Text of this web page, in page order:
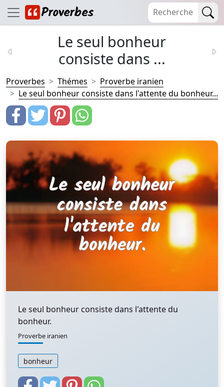
Le seul bonheur
consiste dans ...
Proverbes Thémes
Proverbe iranien
Le seul bonheur consiste dans l'attente du bonheur...
Le seul bonheur consiste dans l'attente du
bonheur.
Proverbe iranien
bonheur